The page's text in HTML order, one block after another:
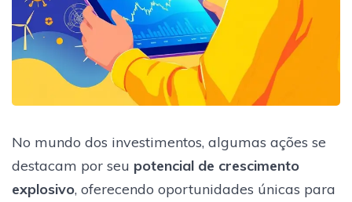
No mundo dos investimentos, algumas ações se
destacam por seu potencial de crescimento
explosivo, oferecendo oportunidades únicas para